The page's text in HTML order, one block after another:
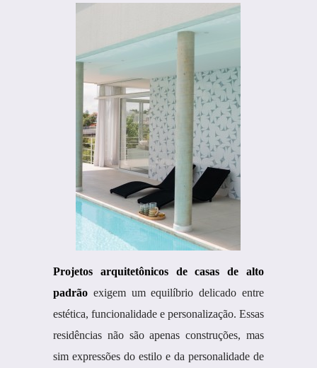
Projetos arquitetônicos de casas de alto
padrãoexigem um equilíbrio delicado entre
estética, funcionalidade e personalização. Essas
residências não são apenas construções, mas
sim expressões do estilo e da personalidade de